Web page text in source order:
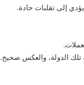
إلى تقلبات حادة.
تلك الدولة، والعكس صحيح.